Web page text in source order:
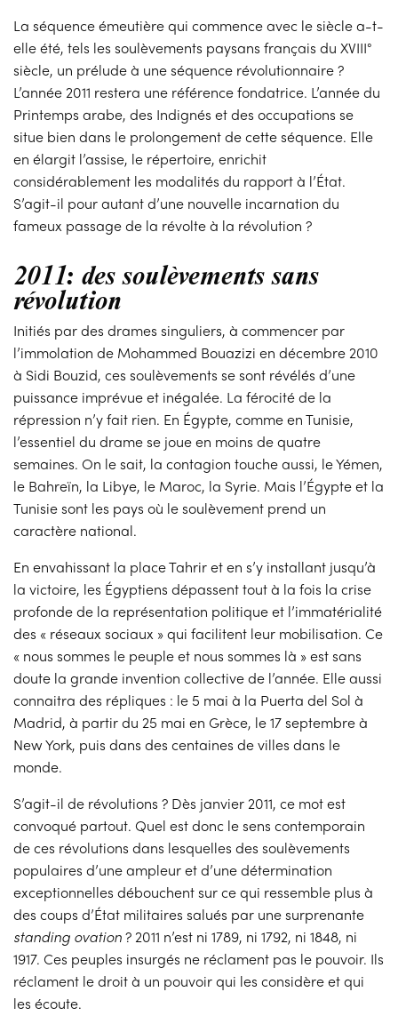
La séquence émeutière qui commence avec le siècle a-t-
elle été, tels les soulèvements paysans français du XVIII°
siècle, un prélude à une séquence révolutionnaire ?
L’année 2011 restera une référence fondatrice. L’année du
Printemps arabe, des Indignés et des occupations se
situe bien dans le prolongement de cette séquence. Elle
en élargit l’assise, le répertoire, enrichit
considérablement les modalités du rapport à l’État.
S’agit-il pour autant d’une nouvelle incarnation du
fameux passage de la révolte à la révolution ?
2011: des soulèvements sans
révolution
Initiés par des drames singuliers, à commencer par
l’immolation de Mohammed Bouazizi en décembre 2010
à Sidi Bouzid, ces soulèvements se sont révélés d’une
puissance imprévue et inégalée. La férocité de la
répression n’y fait rien. En Égypte, comme en Tunisie,
l’essentiel du drame se joue en moins de quatre
semaines. On le sait, la contagion touche aussi, le Yémen,
le Bahreïn, la Libye, le Maroc, la Syrie. Mais l’Égypte et la
Tunisie sont les pays où le soulèvement prend un
caractère national.
En envahissant la place Tahrir et en s’y installant jusqu’à
la victoire, les Égyptiens dépassent tout à la fois la crise
profonde de la représentation politique et l’immatérialité
des « réseaux sociaux » qui facilitent leur mobilisation. Ce
« nous sommes le peuple et nous sommes là » est sans
doute la grande invention collective de l’année. Elle aussi
connaitra des répliques : le 5 mai à la Puerta del Sol à
Madrid, à partir du 25 mai en Grèce, le 17 septembre à
New York, puis dans des centaines de villes dans le
monde.
S’agit-il de révolutions ? Dès janvier 2011, ce mot est
convoqué partout. Quel est donc le sens contemporain
de ces révolutions dans lesquelles des soulèvements
populaires d’une ampleur et d’une détermination
exceptionnelles débouchent sur ce qui ressemble plus à
des coups d’État militaires salués par une surprenante
standing ovation? 2011 n’est ni 1789, ni 1792, ni 1848, ni
1917. Ces peuples insurgés ne réclament pas le pouvoir. Ils
réclament le droit à un pouvoir qui les considère et qui
les écoute.